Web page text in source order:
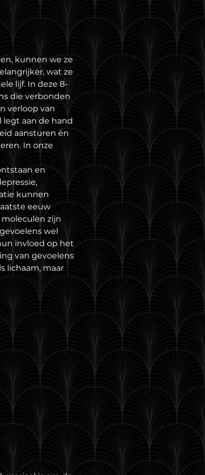
kunnen we ze
wat ze
lijf. In deze 8-
die verbonden
verloop van
legt aan de hand
aansturen én
In onze
en
kunnen
eeuw
zijn
wel
invloed op het
van gevoelens
lichaam, maar